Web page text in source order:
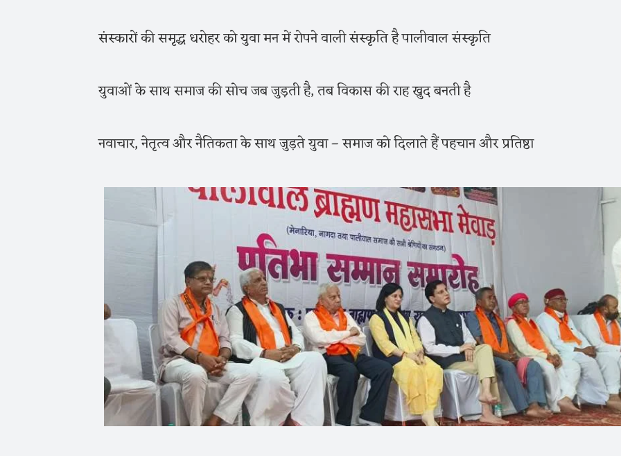
संस्कारों की समृद्ध धरोहर को युवा मन में रोपने वाली संस्कृति है पालीवाल संस्कृति
युवाओं के साथ समाज की सोच जब जुड़ती है, तब विकास की राह खुद बनती है
नवाचार, नेतृत्व और नैतिकता के साथ जुड़ते युवा – समाज को दिलाते हैं पहचान और प्रतिष्ठा